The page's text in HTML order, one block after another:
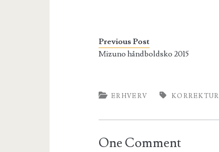
Previous Post
Mizuno håndboldsko 2015
ERHVERV KORREKTUR
One Comment